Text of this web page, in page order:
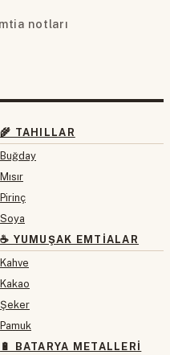
notları
🌾 TAHILLAR
Buğday
Mısır
Pirinç
Soya
☕ YUMUŞAK EMTIALAR
Kahve
Kakao
Şeker
Pamuk
🔋 BATARYA METALLERI